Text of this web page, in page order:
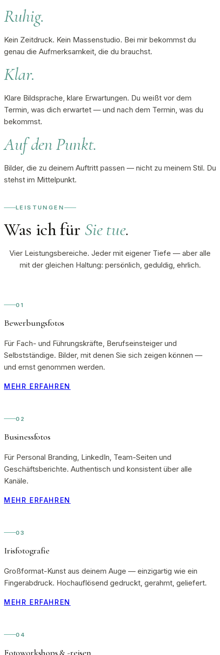
Ruhig.
Kein Zeitdruck. Kein Massenstudio. Bei mir bekommst du
genau die Aufmerksamkeit, die du brauchst.
Klar.
Klare Bildsprache, klare Erwartungen. Du weißt vor dem
Termin, was dich erwartet — und nach dem Termin, was du
bekommst.
Auf den Punkt.
Bilder, die zu deinem Auftritt passen — nicht zu meinem Stil. Du
stehst im Mittelpunkt.
LEISTUNGEN
Was ich für Sie tue.
Vier Leistungsbereiche. Jeder mit eigener Tiefe — aber alle
mit der gleichen Haltung: persönlich, geduldig, ehrlich.
01
Bewerbungsfotos
Für Fach- und Führungskräfte, Berufseinsteiger und
Selbstständige. Bilder, mit denen Sie sich zeigen können —
und ernst genommen werden.
MEHR ERFAHREN
02
Businessfotos
Für Personal Branding, LinkedIn, Team-Seiten und
Geschäftsberichte. Authentisch und konsistent über alle
Kanäle.
MEHR ERFAHREN
03
Irisfotografie
Großformat-Kunst aus deinem Auge — einzigartig wie ein
Fingerabdruck. Hochauflösend gedruckt, gerahmt, geliefert.
MEHR ERFAHREN
04
Fotoworkshops & -reisen